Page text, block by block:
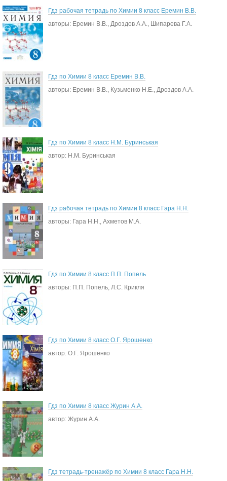
Гдз рабочая тетрадь по Химии 8 класс Еремин В.В.
авторы: Еремин В.В., Дроздов А.А., Шипарева Г.А.
Гдз по Химии 8 класс Еремин В.В.
авторы: Еремин В.В., Кузьменко Н.Е., Дроздов А.А.
Гдз по Химии 8 класс Н.М. Буринськая
автор: Н.М. Буринськая
Гдз рабочая тетрадь по Химии 8 класс Гара Н.Н.
авторы: Гара Н.Н., Ахметов М.А.
Гдз по Химии 8 класс П.П. Попель
авторы: П.П. Попель, Л.С. Крикля
Гдз по Химии 8 класс О.Г. Ярошенко
автор: О.Г. Ярошенко
Гдз по Химии 8 класс Журин А.А.
автор: Журин А.А.
Гдз тетрадь-тренажёр по Химии 8 класс Гара Н.Н.